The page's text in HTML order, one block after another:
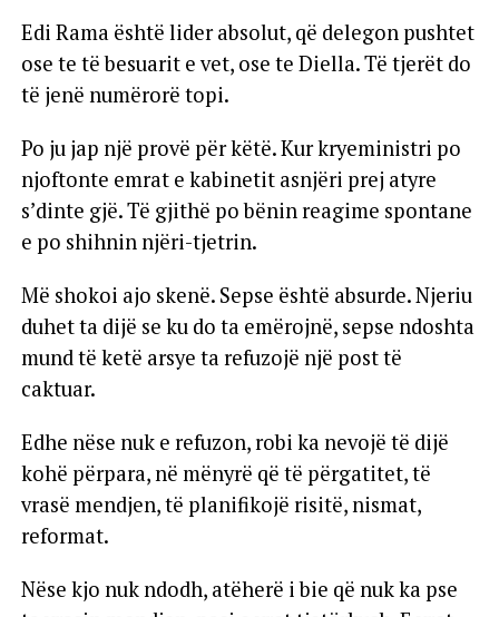
Edi Rama është lider absolut, që delegon pushtet
ose te të besuarit e vet, ose te Diella. Të tjerët do
të jenë numërorë topi.
Po ju jap një provë për këtë. Kur kryeministri po
njoftonte emrat e kabinetit asnjëri prej atyre
s’dinte gjë. Të gjithë po bënin reagime spontane
e po shihnin njëri-tjetrin.
Më shokoi ajo skenë. Sepse është absurde. Njeriu
duhet ta dijë se ku do ta emërojnë, sepse ndoshta
mund të ketë arsye ta refuzojë një post të
caktuar.
Edhe nëse nuk e refuzon, robi ka nevojë të dijë
kohë përpara, në mënyrë që të përgatitet, të
vrasë mendjen, të planifikojë risitë, nismat,
reformat.
Nëse kjo nuk ndodh, atëherë i bie që nuk ka pse